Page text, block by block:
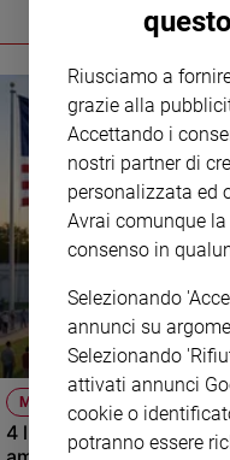
MONDO
4 luglio: Trump celebra
Riusciamo a
grazie alla
Accettando i
nostri partner di
personalizzata ed
Avrai comunque
consenso in
Selezionando
annunci su
Selezionando
attivati annunci
cookie o
potranno essere